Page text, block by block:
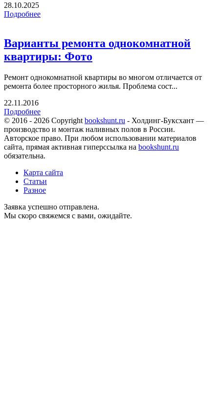
28.10.2025
Подробнее
Варианты ремонта однокомнатной
квартиры: Фото
Ремонт однокомнатной квартиры во многом отличается от
ремонта более просторного жилья. Проблема сост...
22.11.2016
Подробнее
© 2016 - 2026 Copyright bookshunt.ru - Холдинг-Буксхант —
производство и монтаж наливных полов в России.
Авторское право. При любом использовании материалов
сайта, прямая активная гиперссылка на bookshunt.ru
обязательна.
Карта сайта
Статьи
Разное
Заявка успешно отправлена.
Мы скоро свяжемся с вами, ожидайте.